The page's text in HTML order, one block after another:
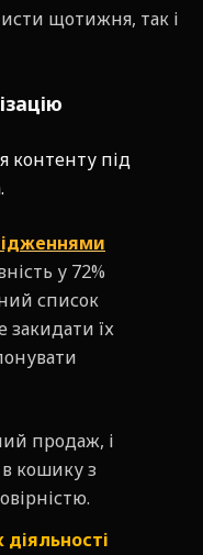
щотижня, так і
контенту під
у 72%
список
закидати їх
продаж, і
кошику з